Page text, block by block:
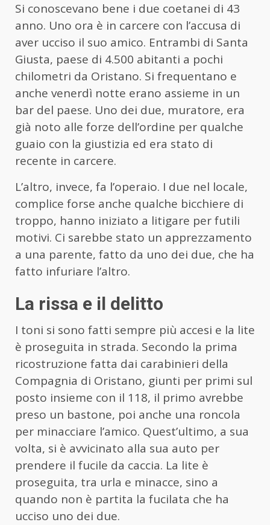
Si conoscevano bene i due coetanei di 43
anno. Uno ora è in carcere con l’accusa di
aver ucciso il suo amico. Entrambi di Santa
Giusta, paese di 4.500 abitanti a pochi
chilometri da Oristano. Si frequentano e
anche venerdì notte erano assieme in un
bar del paese. Uno dei due, muratore, era
già noto alle forze dell’ordine per qualche
guaio con la giustizia ed era stato di
recente in carcere.
L’altro, invece, fa l’operaio. I due nel locale,
complice forse anche qualche bicchiere di
troppo, hanno iniziato a litigare per futili
motivi. Ci sarebbe stato un apprezzamento
a una parente, fatto da uno dei due, che ha
fatto infuriare l’altro.
La rissa e il delitto
I toni si sono fatti sempre più accesi e la lite
è proseguita in strada. Secondo la prima
ricostruzione fatta dai carabinieri della
Compagnia di Oristano, giunti per primi sul
posto insieme con il 118, il primo avrebbe
preso un bastone, poi anche una roncola
per minacciare l’amico. Quest’ultimo, a sua
volta, si è avvicinato alla sua auto per
prendere il fucile da caccia. La lite è
proseguita, tra urla e minacce, sino a
quando non è partita la fucilata che ha
ucciso uno dei due.